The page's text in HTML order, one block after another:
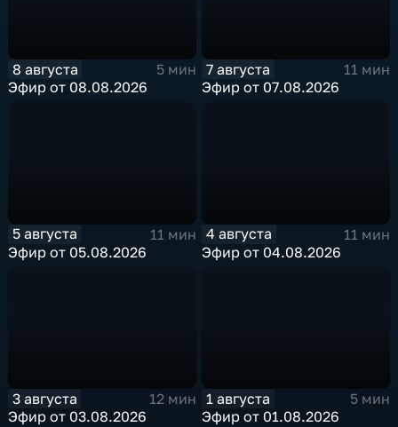
8 августа
5 мин
Эфир от 08.08.2026
7 августа
11 мин
Эфир от 07.08.2026
5 августа
11 мин
Эфир от 05.08.2026
4 августа
11 мин
Эфир от 04.08.2026
3 августа
12 мин
Эфир от 03.08.2026
1 августа
5 мин
Эфир от 01.08.2026